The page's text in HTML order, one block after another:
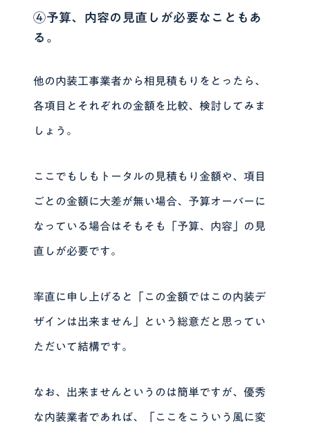
④予算、内容の見直しが必要なこともあ
る。
他の内装工事業者から相見積もりをとったら、
各項目とそれぞれの金額を比較、検討してみま
しょう。
ここでもしもトータルの見積もり金額や、項目
ごとの金額に大差が無い場合、予算オーバーに
なっている場合はそもそも「予算、内容」の見
直しが必要です。
率直に申し上げると「この金額ではこの内装デ
ザインは出来ません」という総意だと思ってい
ただいて結構です。
なお、出来ませんというのは簡単ですが、優秀
な内装業者であれば、「ここをこういう風に変